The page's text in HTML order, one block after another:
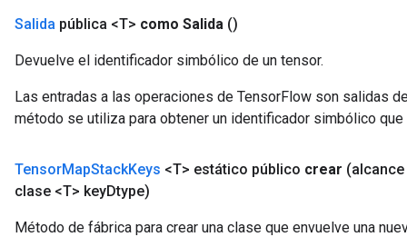
Salida pública <T> como Salida ()
Devuelve el identificador simbólico de un tensor.
Las entradas a las operaciones de TensorFlow son salidas
método se utiliza para obtener un identificador simbólico
TensorMapStackKeys <T> estático público crear (alcance
clase <T> keyDtype)
Método de fábrica para crear una clase que envuelve una